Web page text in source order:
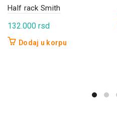
Half rack Smith
132.000 rsd
Dodaj u korpu